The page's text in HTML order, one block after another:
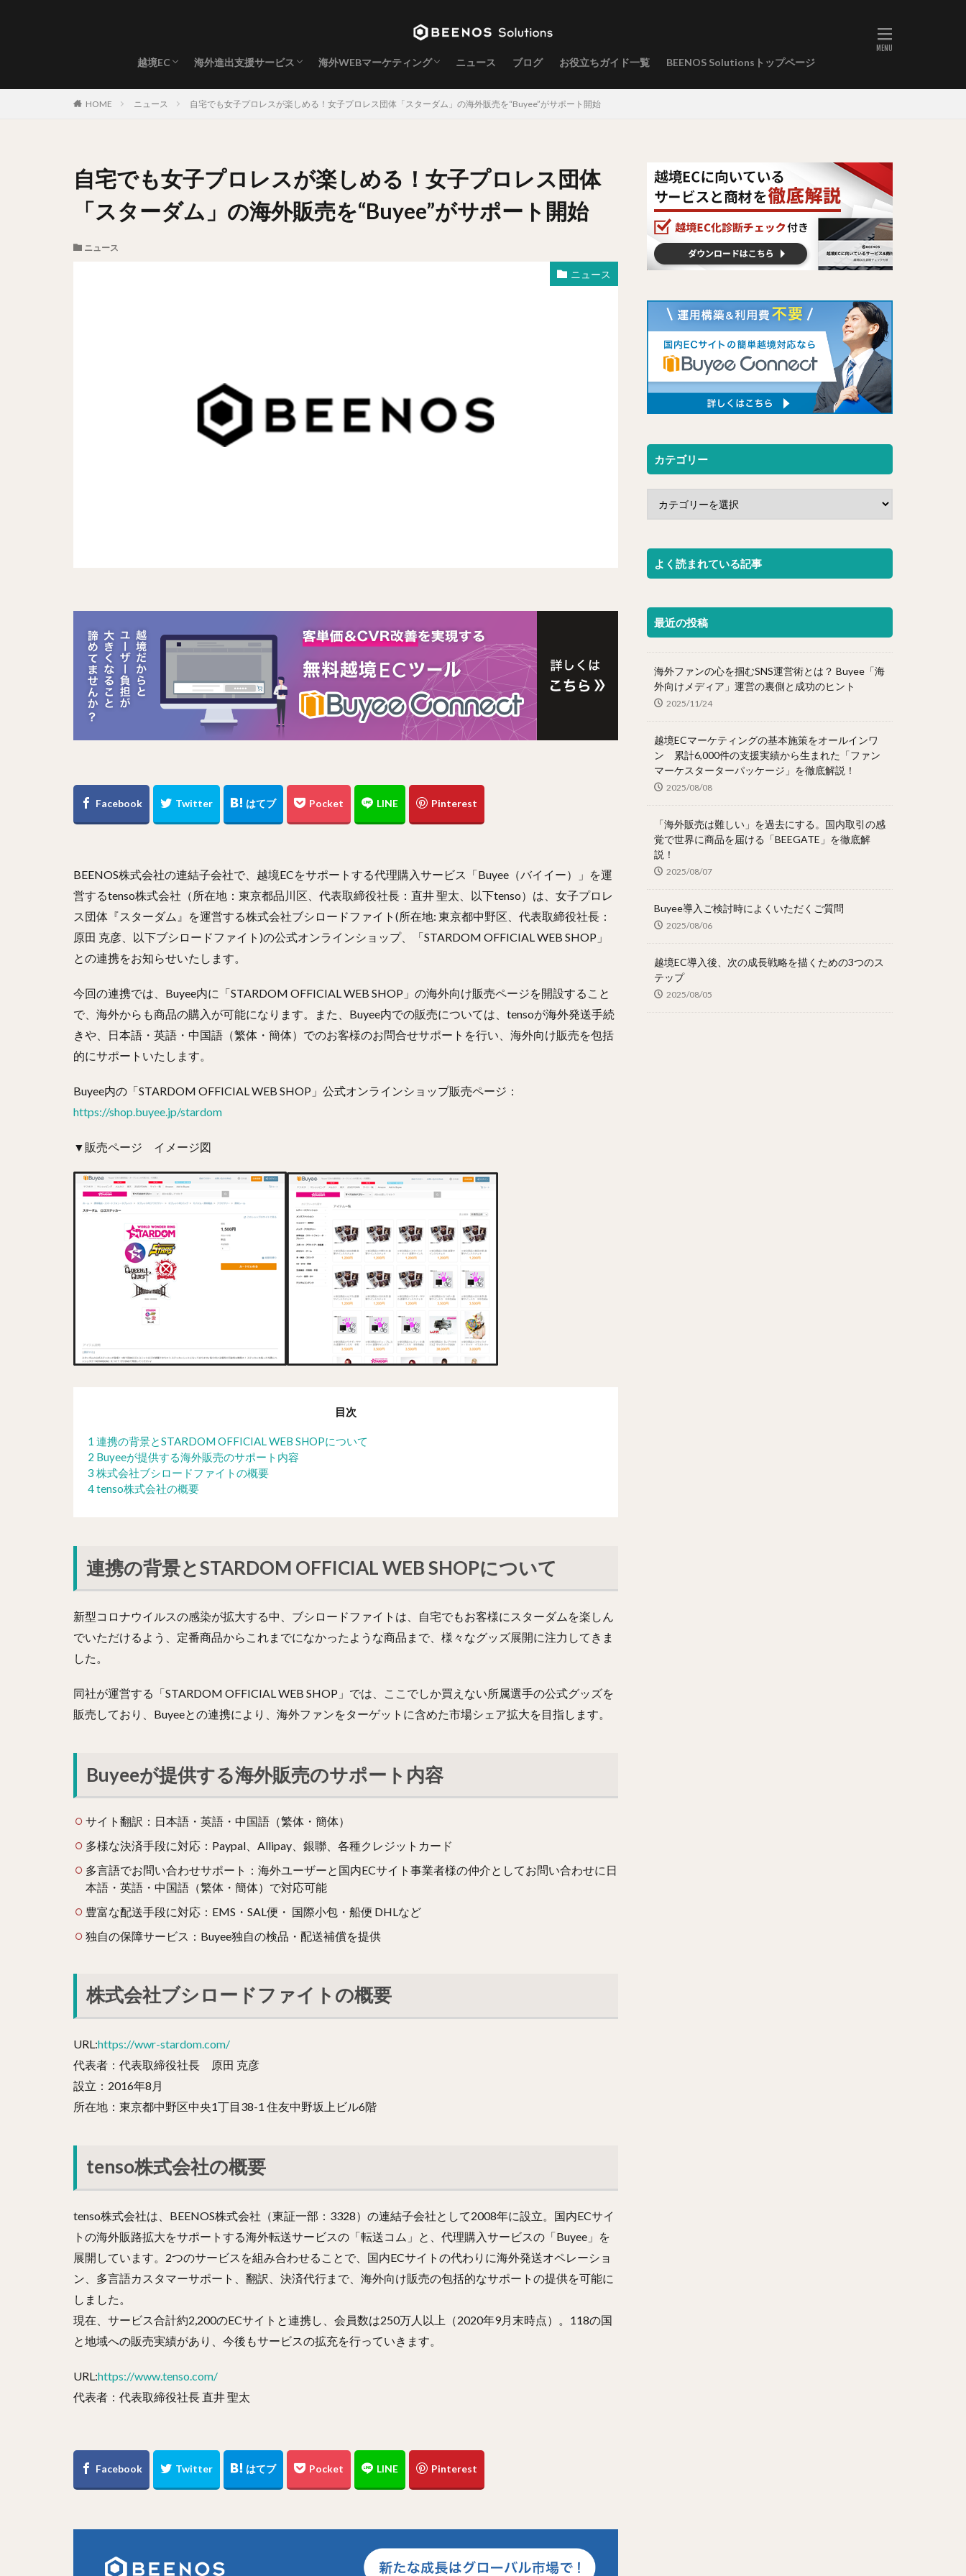
越境EC
海外発送 / 国際配送
海外進出支援サービス
海外出店/代理購入
海外WEBマーケティング
海外SEO
海外インフルエンサー
ニュース ブログ お役立ちガイド一覧 BEENOS Solutionsトップページ
HOME ニュース 自宅でも女子プロレスが楽しめる！女子プロレス団体「スターダム」の海外販売を“Buyee”がサポート開始
自宅でも女子プロレスが楽しめる！女子プロレス団体
「スターダム」の海外販売を“Buyee”がサポート開始
ニュース
ニュース
BEENOS株式会社の連結子会社で、越境ECをサポートする代理購入サービス「Buyee（バイイー）」を運
営するtenso株式会社（所在地：東京都品川区、代表取締役社長：直井 聖太、以下tenso）は、女子プロレ
ス団体『スターダム』を運営する株式会社ブシロードファイト(所在地: 東京都中野区、代表取締役社長：
原田 克彦、以下ブシロードファイト)の公式オンラインショップ、「STARDOM OFFICIAL WEB SHOP」
との連携をお知らせいたします。
今回の連携では、Buyee内に「STARDOM OFFICIAL WEB SHOP」の海外向け販売ページを開設すること
で、海外からも商品の購入が可能になります。また、Buyee内での販売については、tensoが海外発送手続
きや、日本語・英語・中国語（繁体・簡体）でのお客様のお問合せサポートを行い、海外向け販売を包括
的にサポートいたします。
Buyee内の「STARDOM OFFICIAL WEB SHOP」公式オンラインショップ販売ページ：
https://shop.buyee.jp/stardom
▼販売ページ イメージ図
目次
1 連携の背景とSTARDOM OFFICIAL WEB SHOPについて
2 Buyeeが提供する海外販売のサポート内容
3 株式会社ブシロードファイトの概要
4 tenso株式会社の概要
連携の背景とSTARDOM OFFICIAL WEB SHOPについて
新型コロナウイルスの感染が拡大する中、ブシロードファイトは、自宅でもお客様にスターダムを楽しん
でいただけるよう、定番商品からこれまでになかったような商品まで、様々なグッズ展開に注力してきま
した。
同社が運営する「STARDOM OFFICIAL WEB SHOP」では、ここでしか買えない所属選手の公式グッズを
販売しており、Buyeeとの連携により、海外ファンをターゲットに含めた市場シェア拡大を目指します。
Buyeeが提供する海外販売のサポート内容
サイト翻訳：日本語・英語・中国語（繁体・簡体）
多様な決済手段に対応：Paypal、Allipay、銀聯、各種クレジットカード
多言語でお問い合わせサポート：海外ユーザーと国内ECサイト事業者様の仲介としてお問い合わせに日
本語・英語・中国語（繁体・簡体）で対応可能
豊富な配送手段に対応：EMS・SAL便・ 国際小包・船便 DHLなど
独自の保障サービス：Buyee独自の検品・配送補償を提供
株式会社ブシロードファイトの概要
URL:https://wwr-stardom.com/
代表者：代表取締役社長 原田 克彦
設立：2016年8月
所在地：東京都中野区中央1丁目38-1 住友中野坂上ビル6階
tenso株式会社の概要
tenso株式会社は、BEENOS株式会社（東証一部：3328）の連結子会社として2008年に設立。国内ECサイ
トの海外販路拡大をサポートする海外転送サービスの「転送コム」と、代理購入サービスの「Buyee」を
展開しています。2つのサービスを組み合わせることで、国内ECサイトの代わりに海外発送オペレーショ
ン、多言語カスタマーサポート、翻訳、決済代行まで、海外向け販売の包括的なサポートの提供を可能に
しました。
現在、サービス合計約2,200のECサイトと連携し、会員数は250万人以上（2020年9月末時点）。118の国
と地域への販売実績があり、今後もサービスの拡充を行っていきます。
URL:https://www.tenso.com/
代表者：代表取締役社長 直井 聖太
カテゴリー
よく読まれている記事
最近の投稿
海外ファンの心を掴むSNS運営術とは？ Buyee「海
外向けメディア」運営の裏側と成功のヒント
2025/11/24
越境ECマーケティングの基本施策をオールインワ
ン 累計6,000件の支援実績から生まれた「ファン
マーケスターターパッケージ」を徹底解説！
2025/08/08
「海外販売は難しい」を過去にする。国内取引の感
覚で世界に商品を届ける「BEEGATE」を徹底解
説！
2025/08/07
Buyee導入ご検討時によくいただくご質問
2025/08/06
越境EC導入後、次の成長戦略を描くための3つのス
テップ
2025/08/05